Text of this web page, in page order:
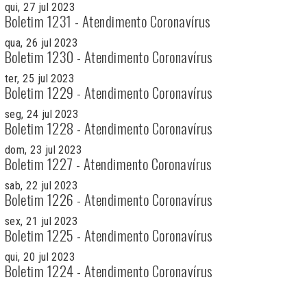
qui, 27 jul 2023
Boletim 1231 - Atendimento Coronavírus
qua, 26 jul 2023
Boletim 1230 - Atendimento Coronavírus
ter, 25 jul 2023
Boletim 1229 - Atendimento Coronavírus
seg, 24 jul 2023
Boletim 1228 - Atendimento Coronavírus
dom, 23 jul 2023
Boletim 1227 - Atendimento Coronavírus
sab, 22 jul 2023
Boletim 1226 - Atendimento Coronavírus
sex, 21 jul 2023
Boletim 1225 - Atendimento Coronavírus
qui, 20 jul 2023
Boletim 1224 - Atendimento Coronavírus